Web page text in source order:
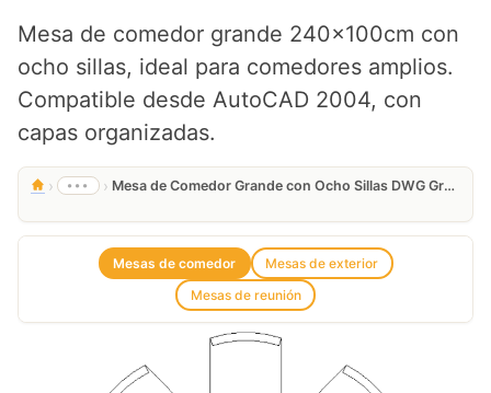
Mesa de comedor grande 240x100cm con
ocho sillas, ideal para comedores amplios.
Compatible desde AutoCAD 2004, con
capas organizadas.
› ••• › Mesa de Comedor Grande con Ocho Sillas DWG Gratis
Mesas de comedor
Mesas de exterior
Mesas de reunión